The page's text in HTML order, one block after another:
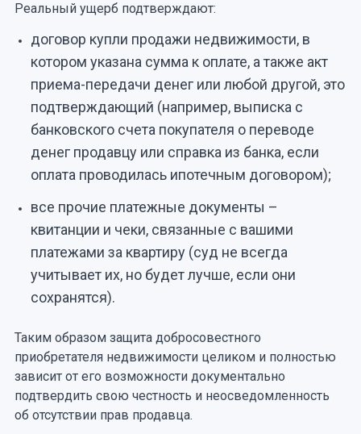
Реальный ущерб подтверждают:
договор купли продажи недвижимости, в
котором указана сумма к оплате, а также акт
приема-передачи денег или любой другой, это
подтверждающий (например, выписка с
банковского счета покупателя о переводе
денег продавцу или справка из банка, если
оплата проводилась ипотечным договором);
все прочие платежные документы –
квитанции и чеки, связанные с вашими
платежами за квартиру (суд не всегда
учитывает их, но будет лучше, если они
сохранятся).
Таким образом защита добросовестного
приобретателя недвижимости целиком и полностью
зависит от его возможности документально
подтвердить свою честность и неосведомленность
об отсутствии прав продавца.